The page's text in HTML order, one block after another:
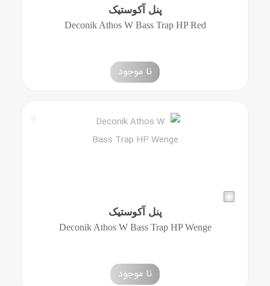
پنل آکوستیک
Deconik Athos W Bass Trap HP Red
نا موجود
پنل آکوستیک
Deconik Athos W Bass Trap HP Wenge
نا موجود